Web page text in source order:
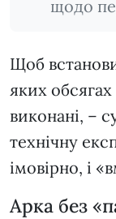
щодо
Щоб
яких обсягах
виконані, –
технічну
імовірно, і
Арка без